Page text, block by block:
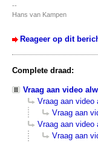
--
Hans van Kampen
Reageer op dit
Complete draad:
Vraag aan video
Vraag aan video
Vraag aan
Vraag aan video
Vraag aan